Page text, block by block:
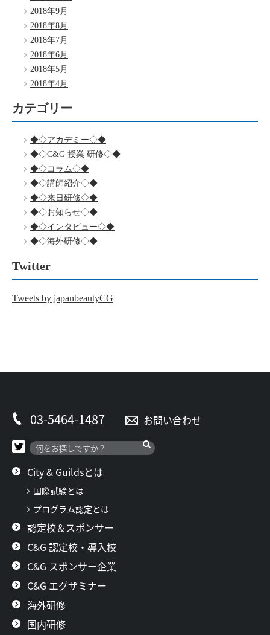
2018年9月
2018年8月
2018年7月
2018年6月
2018年5月
2018年4月
カテゴリー
◆◇アカデミー◇◆
◆◇C&G 授業 研修◇◆
◆◇コラム◇◆
◆◇講師紹介◇◆
◆◇来日研修◇◆
◆◇お知らせ◇◆
◆◇インタビュー◇◆
◆◇海外研修◇◆
Twitter
Tweets by japanbeautyCG
03-5464-1487 お問い合わせ
City & Guildsとは
国際試験とは
プログラム認定とは
認定校＆スポンサー
C&G 認定校・導入校
C&G スポンサー企業
C&G エグザミナー
海外研修
国内研修